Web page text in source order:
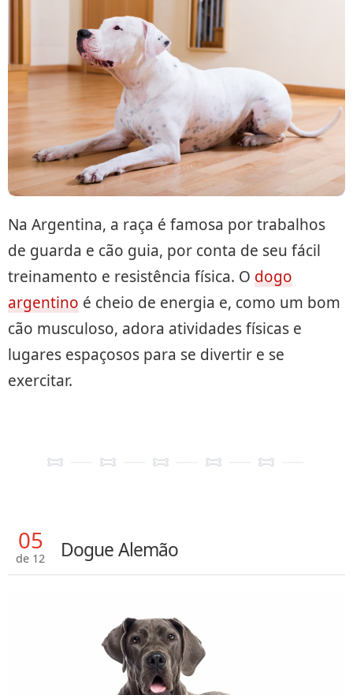
Na Argentina, a raça é famosa por trabalhos
de guarda e cão guia, por conta de seu fácil
treinamento e resistência física. O dogo
argentino é cheio de energia e, como um bom
cão musculoso, adora atividades físicas e
lugares espaçosos para se divertir e se
exercitar.
05
de 12 Dogue Alemão